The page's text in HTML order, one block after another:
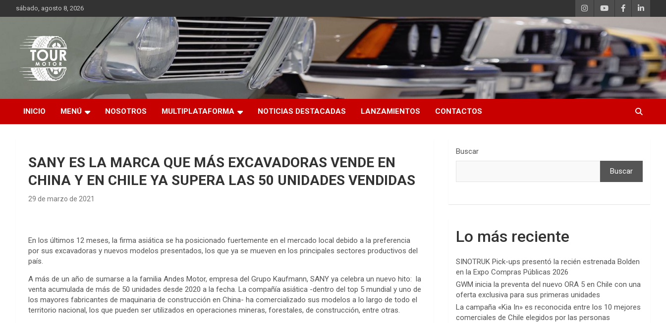
al
sábado, agosto 8, 2026
Tour Motor
Plataforma de contenido audiovisual para el sector automotriz
INICIO MENÚ NOSOTROS MULTIPLATAFORMA NOTICIAS DESTACADAS LANZAMIENTOS CONTACTOS
SANY ES LA MARCA QUE MÁS EXCAVADORAS VENDE EN
CHINA Y EN CHILE YA SUPERA LAS 50 UNIDADES VENDIDAS
29 de marzo de 2021
En los últimos 12 meses, la firma asiática se ha posicionado fuertemente en el mercado local debido a la preferencia
por sus excavadoras y nuevos modelos presentados, los que ya se mueven en los principales sectores productivos del
país.
A más de un año de sumarse a la familia Andes Motor, empresa del Grupo Kaufmann, SANY ya celebra un nuevo hito: la
venta acumulada de más de 50 unidades desde 2020 a la fecha. La compañía asiática -dentro del top 5 mundial y uno de
los mayores fabricantes de maquinaria de construcción en China- ha comercializado sus modelos a lo largo de todo el
territorio nacional, los que pueden ser utilizados en operaciones mineras, forestales, de construcción, entre otras.
Buscar
Buscar
Lo más reciente
SINOTRUK Pick-ups presentó la recién estrenada Bolden
en la Expo Compras Públicas 2026
GWM inicia la preventa del nuevo ORA 5 en Chile con una
oferta exclusiva para sus primeras unidades
La campaña «Kia In» es reconocida entre los 10 mejores
comerciales de Chile elegidos por las personas